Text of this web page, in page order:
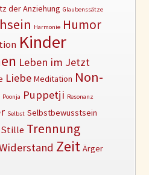
der Anziehung Glaubenssätze
Harmonie Humor
Kinder
Leben im Jetzt
Liebe Meditation Non-
Poonja Puppetji Resonanz
Selbst Selbstbewusstsein
Stille Trennung
Zeit Ärger